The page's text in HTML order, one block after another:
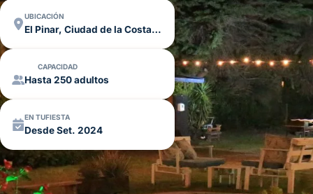
UBICACIÓN
El Pinar, Ciudad de la Costa, Canelones
CAPACIDAD
Hasta 250 adultos
EN TUFIESTA
Desde Set. 2024